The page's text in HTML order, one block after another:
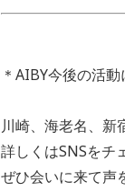
＊AIBY今後の活
川崎、海老名、新
詳しくはSNSをチ
ぜひ会いに来て声